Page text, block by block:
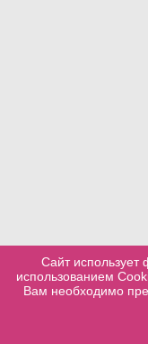
Сайт
использованием
Вам необходимо